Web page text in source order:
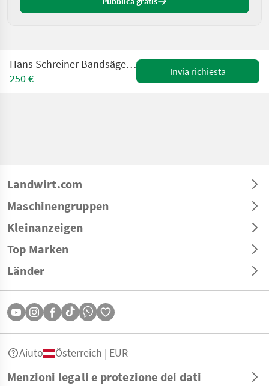
Hans Schreiner Bandsäge Hans Schreiner HBS350 gebraucht
250 €
Invia richiesta
Landwirt.com
Maschinengruppen
Kleinanzeigen
Top Marken
Länder
Menzioni legali e protezione dei dati
Aiuto Österreich | EUR